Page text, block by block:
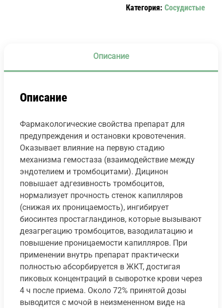
Категория: Сосудистые
Описание
Описание
Фармакологические свойства препарат для
предупреждения и остановки кровотечения.
Оказывает влияние на первую стадию
механизма гемостаза (взаимодействие между
эндотелием и тромбоцитами). Дицинон
повышает адгезивность тромбоцитов,
нормализует прочность стенок капилляров
(снижая их проницаемость), ингибирует
биосинтез простагландинов, которые вызывают
дезагрегацию тромбоцитов, вазодилатацию и
повышение проницаемости капилляров. При
применении внутрь препарат практически
полностью абсорбируется в ЖКТ, достигая
пиковых концентраций в сыворотке крови через
4 ч после приема. Около 72% принятой дозы
выводится с мочой в неизмененном виде на